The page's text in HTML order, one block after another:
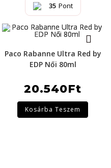
35 Pont
Paco Rabanne Ultra Red by
EDP Női 80ml
20.540Ft
Kosárba Teszem